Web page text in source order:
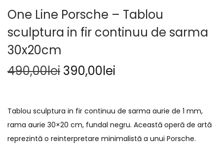
One Line Porsche – Tablou
sculptura in fir continuu de sarma
30x20cm
490,00lei 390,00lei
Tablou sculptura in fir continuu de sarma aurie de 1 mm,
rama aurie 30×20 cm, fundal negru. Această operă de artă
reprezintă o reinterpretare minimalistă a unui Porsche.